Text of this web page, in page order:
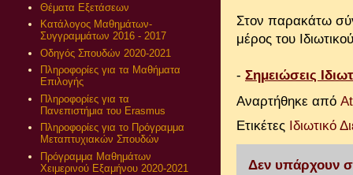
Στον παρακάτω
μέρος του
- Σημειώσεις
Αναρτήθηκε από
Ετικέτες Ιδιωτικό
Δεν υπάρχουν
Θέματα Εξετάσεων
Κατάλογος Μαθημάτων-
Συγγραμμάτων 2016 - 2017
Οδηγός Σπουδών 2020-2021
Πληροφορίες για τα Μαθήματα
Επιλογής
Πληροφορίες για τα
Πανεπιστήμια του Erasmus
Πληροφορίες για το Πρόγραμμα
Μεταπτυχιακών Σπουδών
Πρόγραμμα Μαθημάτων
Χειμερινού Εξαμήνου 2020-2021